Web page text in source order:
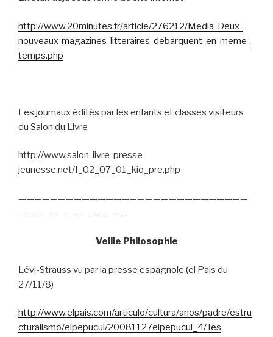
http://www.20minutes.fr/article/276212/Media-Deux-
nouveaux-magazines-litteraires-debarquent-en-meme-
temps.php
Les journaux édités par les enfants et classes visiteurs
du Salon du Livre
http://www.salon-livre-presse-
jeunesse.net/I_02_07_01_kio_pre.php
—————————————————————————————
—————————————–
Veille Philosophie
Lévi-Strauss vu par la presse espagnole (el Pais du
27/11/8)
http://www.elpais.com/articulo/cultura/anos/padre/estru
cturalismo/elpepucul/20081127elpepucul_4/Tes